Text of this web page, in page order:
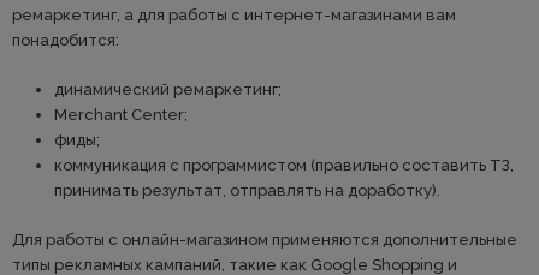
ремаркетинг, а для работы с интернет-магазинами вам
понадобится:
динамический ремаркетинг;
Merchant Center;
фиды;
коммуникация с программистом (правильно составить ТЗ,
принимать результат, отправлять на доработку).
Для работы с онлайн-магазином применяются дополнительные
типы рекламных кампаний, такие как Google Shopping и